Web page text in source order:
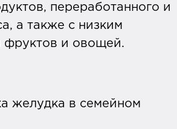
переработанного и
а также с низким
фруктов и овощей.
желудка в семейном